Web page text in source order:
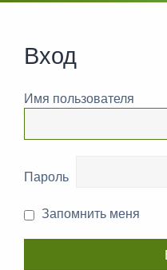
Вход
Имя пользователя
Пароль
Запомнить меня